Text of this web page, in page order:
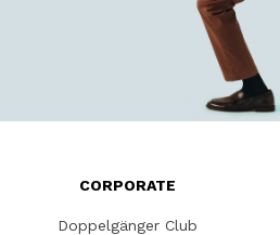
CORPORATE
Doppelgänger Club